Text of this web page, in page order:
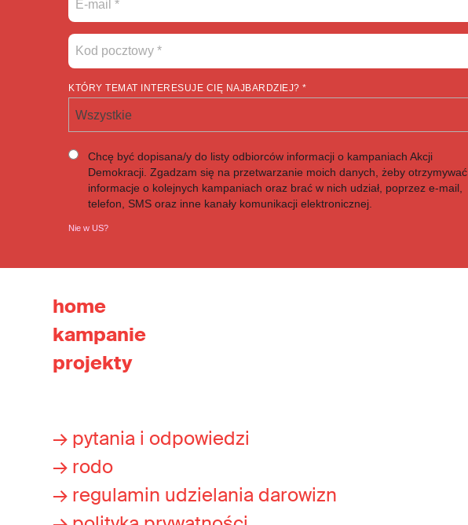
KTÓRY TEMAT INTERESUJE CIĘ NAJBARDZIEJ? *
Wszystkie
Chcę być dopisana/y do listy odbiorców informacji o kampaniach Akcji
Demokracji. Zgadzam się na przetwarzanie moich danych, żeby otrzymywać
informacje o kolejnych kampaniach oraz brać w nich udział, poprzez e-mail,
telefon, SMS oraz inne kanały komunikacji elektronicznej.
Nie wUS?
home
kampanie
projekty
→ pytania i odpowiedzi
→ rodo
→ regulamin udzielania darowizn